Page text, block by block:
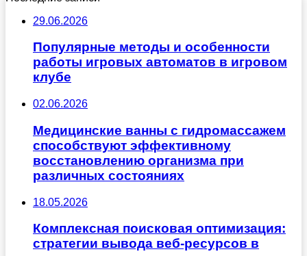
29.06.2026
Популярные методы и особенности
работы игровых автоматов в игровом
клубе
02.06.2026
Медицинские ванны с гидромассажем
способствуют эффективному
восстановлению организма при
различных состояниях
18.05.2026
Комплексная поисковая оптимизация:
стратегии вывода веб-ресурсов в